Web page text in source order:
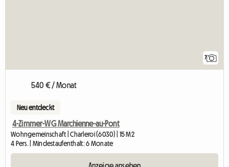
7
540 € / Monat
Neu entdeckt
4-Zimmer-WG Marchienne-au-Pont
Wohngemeinschaft | Charleroi (6030) | 15 M2
4 Pers. | Mindestaufenthalt: 6 Monate
Anzeige ansehen